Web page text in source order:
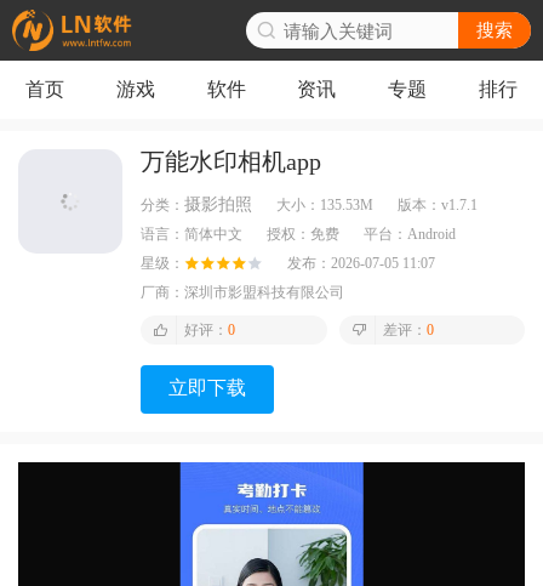
搜索
首页 游戏 软件 资讯 专题 排行
万能水印相机app
分类： 摄影拍照 大小： 135.53M 版本： v1.7.1
语言： 简体中文 授权： 免费 平台： Android
星级：
发布： 2026-07-05 11:07
厂商： 深圳市影盟科技有限公司
好评： 0 差评： 0
立即下载